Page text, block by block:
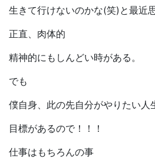
生きて行けないのかな(笑)と最近
正直、肉体的
精神的にもしんどい時がある。
でも
僕自身、此の先自分がやりたい人
目標があるので！！！
仕事はもちろんの事